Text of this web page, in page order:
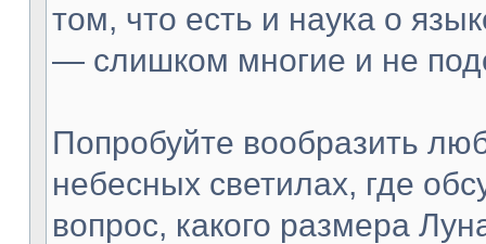
том, что есть и наука о
— слишком многие и не
Попробуйте вообразить
небесных светилах, где
вопрос, какого размера